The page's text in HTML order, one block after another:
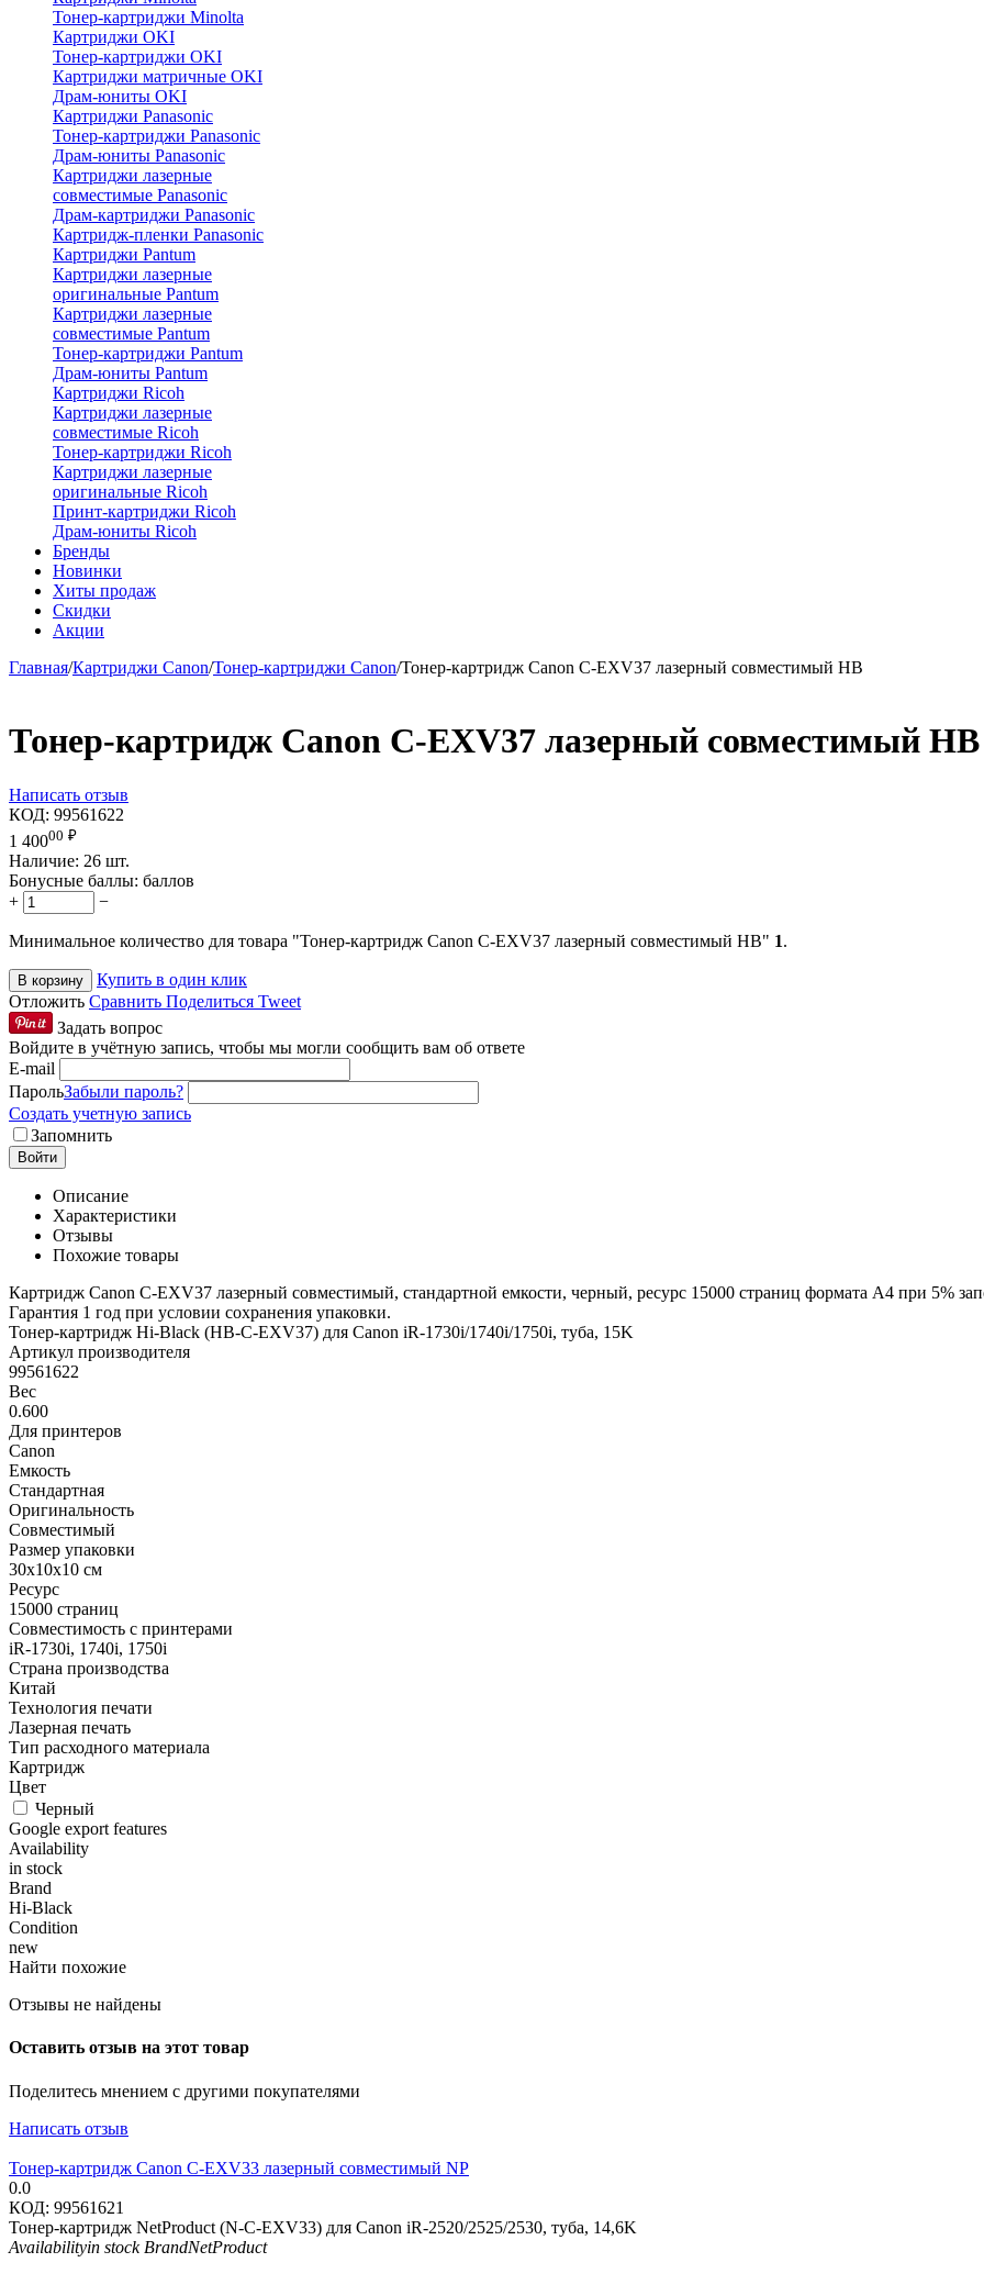
Тонер-картриджи Minolta
Картриджи OKI
Тонер-картриджи OKI
Картриджи матричные OKI
Драм-юниты OKI
Картриджи Panasonic
Тонер-картриджи Panasonic
Драм-юниты Panasonic
Картриджи лазерные
совместимые Panasonic
Драм-картриджи Panasonic
Картридж-пленки Panasonic
Картриджи Pantum
Картриджи лазерные
оригинальные Pantum
Картриджи лазерные
совместимые Pantum
Тонер-картриджи Pantum
Драм-юниты Pantum
Картриджи Ricoh
Картриджи лазерные
совместимые Ricoh
Тонер-картриджи Ricoh
Картриджи лазерные
оригинальные Ricoh
Принт-картриджи Ricoh
Драм-юниты Ricoh
Бренды
Новинки
Хиты продаж
Скидки
Акции
Главная/Картриджи Canon/Тонер-картриджи Canon/Тонер-картридж Canon C-EXV37 лазерный совместимый HB
Тонер-картридж Canon C-EXV37 лазерный совместимый HB
Написать отзыв
КОД: 99561622
1 40000 ₽
Наличие: 26 шт.
Бонусные баллы: баллов
+
−
Минимальное количество для товара "Тонер-картридж Canon C-EXV37 лазерный совместимый HB" 1.
В корзину
Купить в один клик
Отложить Сравнить Поделиться Tweet
Задать вопрос
Войдите в учётную запись, чтобы мы могли сообщить вам об ответе
E-mail
ПарольЗабыли пароль?
Создать учетную запись
Запомнить
Войти
Описание
Характеристики
Отзывы
Похожие товары
Картридж Canon C-EXV37 лазерный совместимый, стандартной емкости, черный, ресурс 15000 страниц формата А4 при 5%
Гарантия 1 год при условии сохранения упаковки.
Тонер-картридж Hi-Black (HB-C-EXV37) для Canon iR-1730i/1740i/1750i, туба, 15K
Артикул производителя
99561622
Вес
0.600
Для принтеров
Canon
Емкость
Стандартная
Оригинальность
Совместимый
Размер упаковки
30x10x10 см
Ресурс
15000 страниц
Совместимость с принтерами
iR-1730i, 1740i, 1750i
Страна производства
Китай
Технология печати
Лазерная печать
Тип расходного материала
Картридж
Цвет
Черный
Google export features
Availability
in stock
Brand
Hi-Black
Condition
new
Найти похожие
Отзывы не найдены
Оставить отзыв на этот товар
Поделитесь мнением с другими покупателями
Написать отзыв
Тонер-картридж Canon C-EXV33 лазерный совместимый NP
0.0
КОД: 99561621
Тонер-картридж NetProduct (N-C-EXV33) для Canon iR-2520/2525/2530, туба, 14,6K
Availabilityin stock BrandNetProduct